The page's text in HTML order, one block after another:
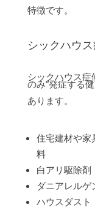
特徴です。
シックハウ
シックハウス症
のみ”発症する
あります。
住宅建材や家
料
白アリ駆除剤
ダニアレルゲ
ハウスダスト